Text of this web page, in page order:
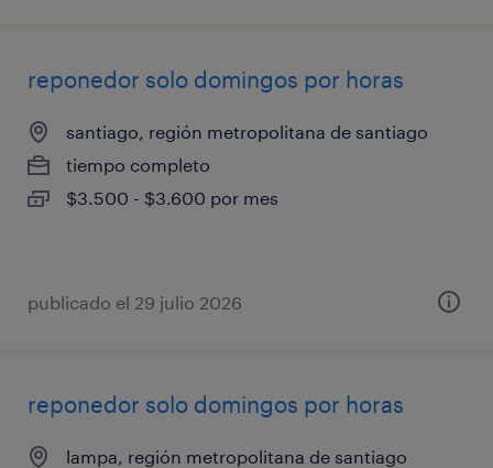
reponedor solo domingos por horas
santiago, región metropolitana de santiago
tiempo completo
$3.500 - $3.600 por mes
publicado el 29 julio 2026
reponedor solo domingos por horas
lampa, región metropolitana de santiago